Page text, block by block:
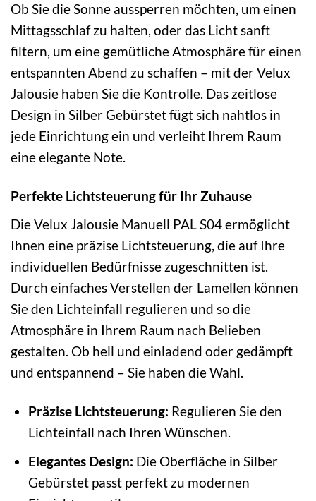
Ob Sie die Sonne aussperren möchten, um einen
Mittagsschlaf zu halten, oder das Licht sanft
filtern, um eine gemütliche Atmosphäre für einen
entspannten Abend zu schaffen – mit der Velux
Jalousie haben Sie die Kontrolle. Das zeitlose
Design in Silber Gebürstet fügt sich nahtlos in
jede Einrichtung ein und verleiht Ihrem Raum
eine elegante Note.
Perfekte Lichtsteuerung für Ihr Zuhause
Die Velux Jalousie Manuell PAL S04 ermöglicht
Ihnen eine präzise Lichtsteuerung, die auf Ihre
individuellen Bedürfnisse zugeschnitten ist.
Durch einfaches Verstellen der Lamellen können
Sie den Lichteinfall regulieren und so die
Atmosphäre in Ihrem Raum nach Belieben
gestalten. Ob hell und einladend oder gedämpft
und entspannend – Sie haben die Wahl.
Präzise Lichtsteuerung: Regulieren Sie den
Lichteinfall nach Ihren Wünschen.
Elegantes Design: Die Oberfläche in Silber
Gebürstet passt perfekt zu modernen